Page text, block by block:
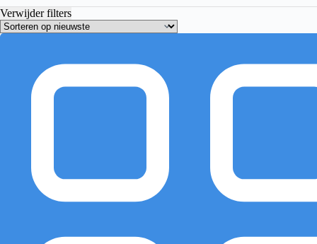
Verwijder filters